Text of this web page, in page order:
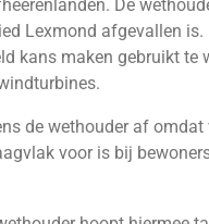
De
Lexmond afgevallen is.
kans maken gebruikt te
de wethouder af
voor is bij